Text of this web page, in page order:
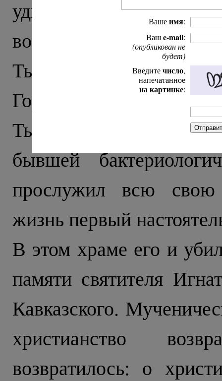
удивляет стрельба
военные с автоматами,
Тырныауза встречает
Город строили в
Тырныаузе храм
бывшей
прослужил всю свою
жизнь первый
В этом храме его и
памяти святителя
Кавказского.
христианство
возвратилось: о
Вашеимя:
Вашe-mail:
(опубликован не
будет)
Введитечисло,
напечатанное
на картинке: